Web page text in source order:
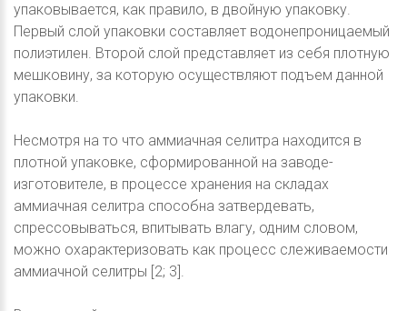
упаковывается, как правило, в двойную упаковку.
Первый слой упаковки составляет водонепроницаемый
полиэтилен. Второй слой представляет из себя плотную
мешковину, за которую осуществляют подъем данной
упаковки.
Несмотря на то что аммиачная селитра находится в
плотной упаковке, сформированной на заводе-
изготовителе, в процессе хранения на складах
аммиачная селитра способна затвердевать,
спрессовываться, впитывать влагу, одним словом,
можно охарактеризовать как процесс слеживаемости
аммиачной селитры [2; 3].